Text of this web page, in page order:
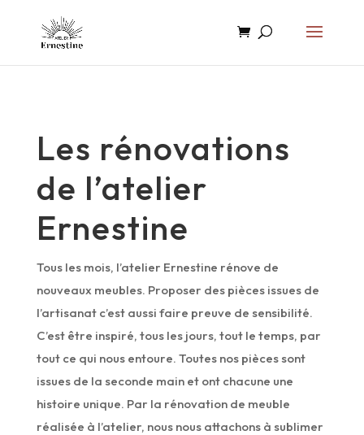
Les rénovations
de l’atelier
Ernestine
Tous les mois, l’atelier Ernestine rénove de
nouveaux meubles. Proposer des pièces issues de
l’artisanat c’est aussi faire preuve de sensibilité.
C’est être inspiré, tous les jours, tout le temps, par
tout ce qui nous entoure. Toutes nos pièces sont
issues de la seconde main et ont chacune une
histoire unique. Par la rénovation de meuble
réalisée à l’atelier, nous nous attachons à sublimer